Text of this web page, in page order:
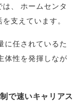
は、
ホームセンタ
支えています。
に任されているた
体性を発揮しなが
で速いキャリアス